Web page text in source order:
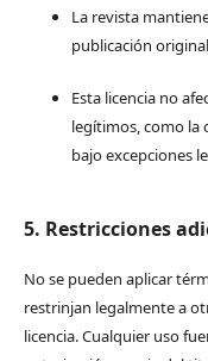
La revista
publicación
Esta licencia no
legítimos, como la
bajo excepciones
5. Restricciones
No se pueden aplicar
restrinjan legalmente a
licencia. Cualquier uso